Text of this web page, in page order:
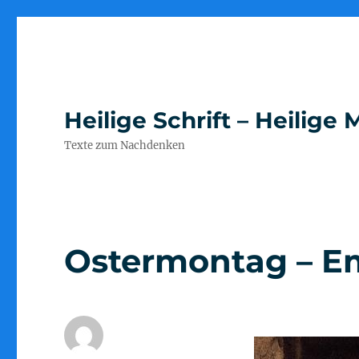
Heilige Schrift – Heilige
Texte zum Nachdenken
Ostermontag –